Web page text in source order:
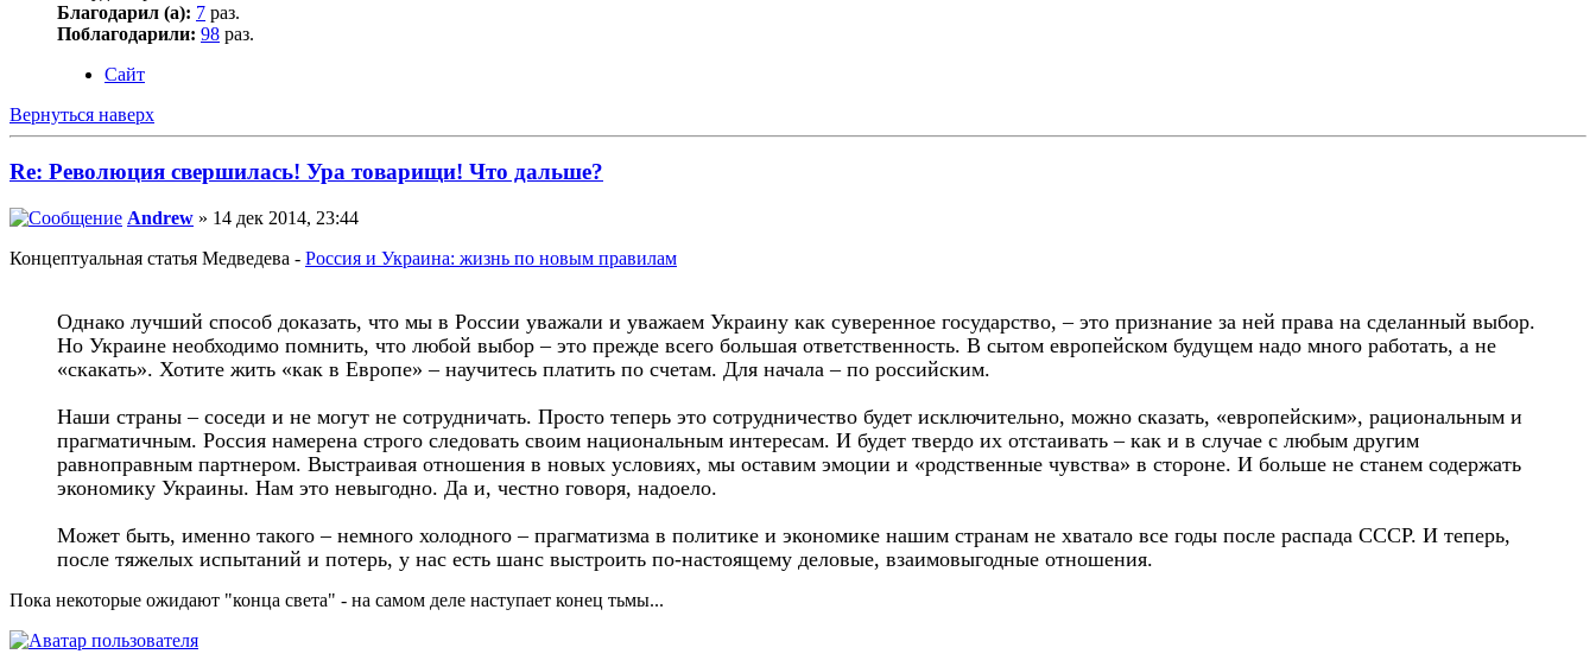
Благодарил (а): 7 раз.
Поблагодарили: 98 раз.
Сайт
Вернуться наверх
Re: Революция свершилась! Ура товарищи! Что дальше?
Andrew » 14 дек 2014, 23:44
Концептуальная статья Медведева - Россия и Украина: жизнь по новым правилам
Однако лучший способ доказать, что мы в России уважали и уважаем Украину как суверенное государство, – это признание за ней права на сделанный выбор.
Но Украине необходимо помнить, что любой выбор – это прежде всего большая ответственность. В сытом европейском будущем надо много работать, а не
«скакать». Хотите жить «как в Европе» – научитесь платить по счетам. Для начала – по российским.
Наши страны – соседи и не могут не сотрудничать. Просто теперь это сотрудничество будет исключительно, можно сказать, «европейским», рациональным и
прагматичным. Россия намерена строго следовать своим национальным интересам. И будет твердо их отстаивать – как и в случае с любым другим
равноправным партнером. Выстраивая отношения в новых условиях, мы оставим эмоции и «родственные чувства» в стороне. И больше не станем содержать
экономику Украины. Нам это невыгодно. Да и, честно говоря, надоело.
Может быть, именно такого – немного холодного – прагматизма в политике и экономике нашим странам не хватало все годы после распада СССР. И теперь,
после тяжелых испытаний и потерь, у нас есть шанс выстроить по-настоящему деловые, взаимовыгодные отношения.
Пока некоторые ожидают "конца света" - на самом деле наступает конец тьмы...